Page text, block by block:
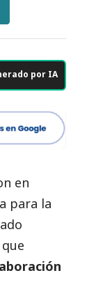
por IA
en
para la